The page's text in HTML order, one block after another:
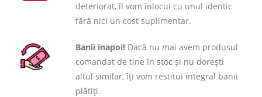
deteriorat, îl vom înlocui cu unul identic
fără nici un cost suplimentar.
Banii inapoi! Dacă nu mai avem produsul
comandat de tine în stoc și nu dorești
altul similar, îți vom restitui integral banii
plătiți.